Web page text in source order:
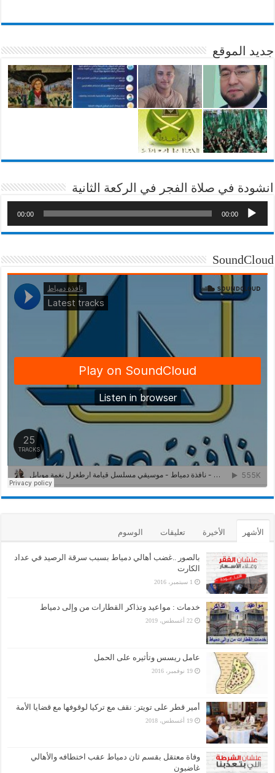
جديد الموقع
انشودة في صلاة الفجر في الركعة الثانية
00:00
00:00
SoundCloud
الأشهر الأخيرة تعليقات الوسوم
بالصور ..غضب أهالي دمياط بسبب سرقة الرصيد في عداد
الكارت
1 سبتمبر، 2016
خدمات : مواعيد وتذاكر القطارات من وإلى دمياط
22 أغسطس، 2019
عامل ريسس وتأثيره على الحمل
19 نوفمبر، 2016
أمير قطر على تويتر: نقف مع تركيا لوقوفها مع قضايا الأمة
19 أغسطس، 2018
وفاة معتقل بقسم ثان دمياط عقب اختطافه والأهالي
غاضبون